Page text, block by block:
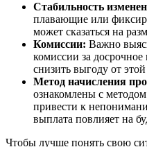
Стабильность
плавающие или
может сказаться на
Комиссии: Важно
комиссии за
снизить выгоду от
Метод начисления
ознакомлены с
привести к
выплата повлияет на
Чтобы лучше понять свою